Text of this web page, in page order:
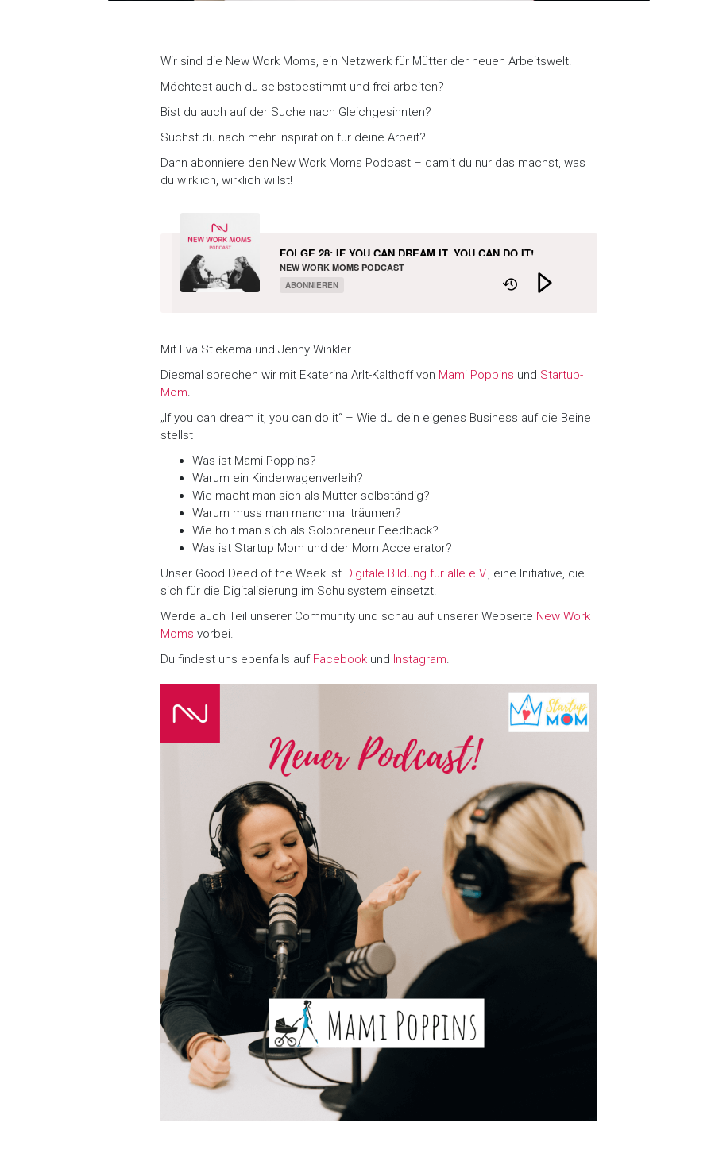
Wir sind die New Work Moms, ein Netzwerk für Mütter der neuen Arbeitswelt.
Möchtest auch du selbstbestimmt und frei arbeiten?
Bist du auch auf der Suche nach Gleichgesinnten?
Suchst du nach mehr Inspiration für deine Arbeit?
Dann abonniere den New Work Moms Podcast – damit du nur das machst, was
du wirklich, wirklich willst!
NEW WORK MOMS PODCAST
ABONNIEREN
FOLGE 28: IF YOU CAN DREAM IT, YOU CAN DO IT!
Mit Eva Stiekema und Jenny Winkler.
Diesmal sprechen wir mit Ekaterina Arlt-Kalthoff von Mami Poppins und Startup-
Mom.
„If you can dream it, you can do it“ – Wie du dein eigenes Business auf die Beine
stellst
Was ist Mami Poppins?
Warum ein Kinderwagenverleih?
Wie macht man sich als Mutter selbständig?
Warum muss man manchmal träumen?
Wie holt man sich als Solopreneur Feedback?
Was ist Startup Mom und der Mom Accelerator?
Unser Good Deed of the Week ist Digitale Bildung für alle e.V., eine Initiative, die
sich für die Digitalisierung im Schulsystem einsetzt.
Werde auch Teil unserer Community und schau auf unserer Webseite New Work
Moms vorbei.
Du findest uns ebenfalls auf Facebook und Instagram.